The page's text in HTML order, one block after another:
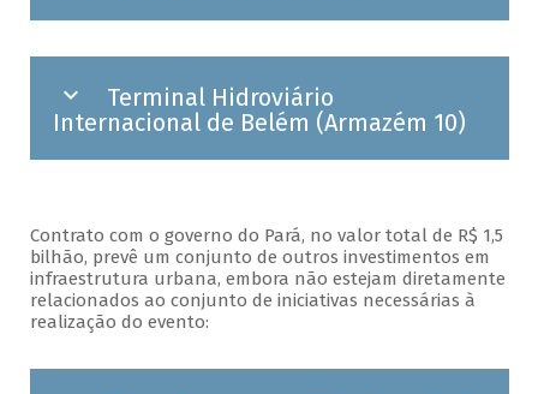
Terminal Hidroviário
Internacional de Belém (Armazém 10)
Contrato com o governo do Pará, no valor total de R$ 1,5
bilhão, prevê um conjunto de outros investimentos em
infraestrutura urbana, embora não estejam diretamente
relacionados ao conjunto de iniciativas necessárias à
realização do evento: